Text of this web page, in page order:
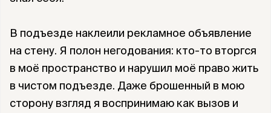
В подъезде наклеили рекламное объявление
на стену. Я полон негодования: кто-то вторгся
в моё пространство и нарушил моё право жить
в чистом подъезде. Даже брошенный в мою
сторону взгляд я воспринимаю как вызов и